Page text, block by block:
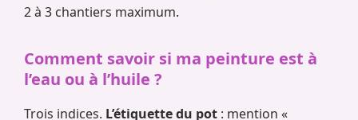
2 à 3 chantiers maximum.
Comment savoir si ma peinture est à
l’eau ou à l’huile ?
Trois indices. L’étiquette du pot : mention «